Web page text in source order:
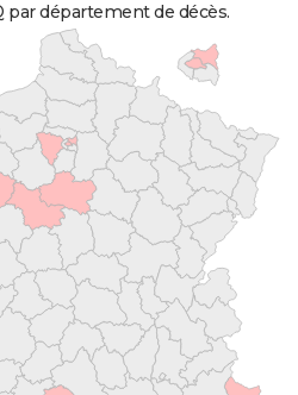
par département de décès.